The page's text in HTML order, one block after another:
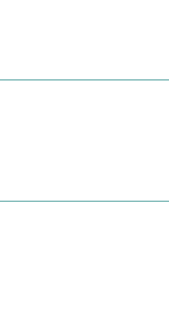
des Oberamts